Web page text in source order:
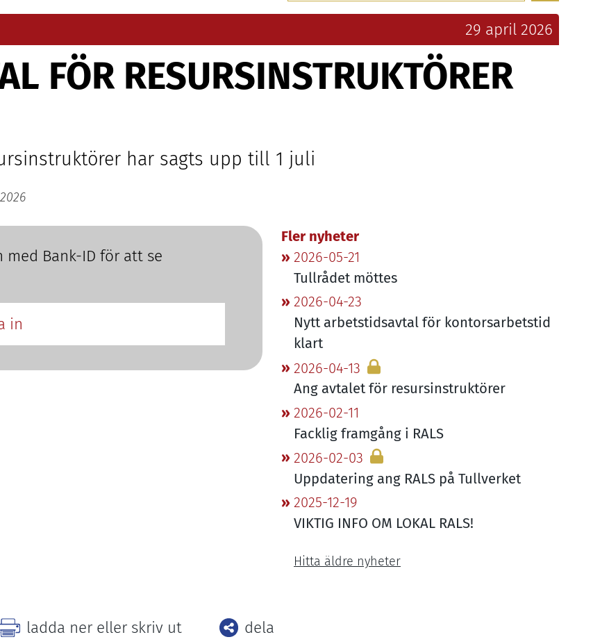
29 april 2026
FÖR RESURSINSTRUKTÖRER
har sagts upp till 1 juli
med Bank-ID för att se
in
Fler nyheter
2026-05-21
Tullrådet möttes
2026-04-23
Nytt arbetstidsavtal för kontorsarbetstid
klart
2026-04-13
Ang avtalet för resursinstruktörer
2026-02-11
Facklig framgång i RALS
2026-02-03
Uppdatering ang RALS på Tullverket
2025-12-19
VIKTIG INFO OM LOKAL RALS!
Hitta äldre nyheter
ladda ner eller skriv ut dela
Facebook